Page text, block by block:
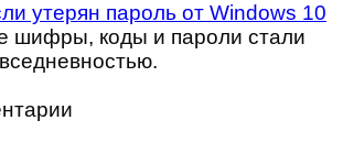
утерян пароль от Windows 10
шифры, коды и пароли стали